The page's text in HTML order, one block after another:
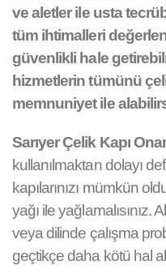
ve aletler ile usta
tüm ihtimalleri
güvenlikli hale
hizmetlerin tümünü
memnuniyet ile
Sarıyer Çelik Kapı
kullanılmaktan dolayı
kapılarınızı mümkün
yağı ile
veya dilinde çalışma
geçtikçe daha kötü hal